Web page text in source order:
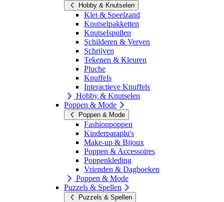
Hobby & Knutselen
Klei & Speelzand
Knutselpakketten
Knutselspullen
Schilderen & Verven
Schrijven
Tekenen & Kleuren
Pluche
Knuffels
Interactieve Knuffels
Hobby & Knutselen
Poppen & Mode
Poppen & Mode
Fashionpoppen
Kinderparaplu's
Make-up & Bijoux
Poppen & Accessoires
Poppenkleding
Vrienden & Dagboeken
Poppen & Mode
Puzzels & Spellen
Puzzels & Spellen